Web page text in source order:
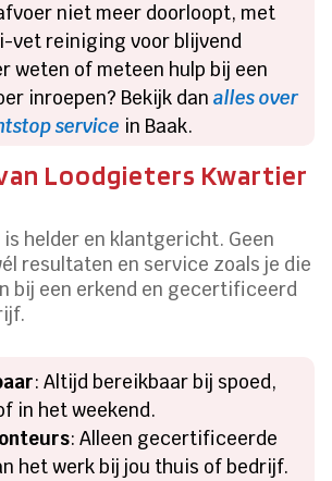
niet meer doorloopt, met
vet reiniging voor blijvend
weten of meteen hulp bij een
inroepen? Bekijk danalles over
service in Baak.
Loodgieters Kwartier
helder en klantgericht. Geen
resultaten en service zoals je die
bij een erkend en gecertificeerd
: Altijd bereikbaar bij spoed,
in het weekend.
: Alleen gecertificeerde
het werk bij jou thuis of bedrijf.